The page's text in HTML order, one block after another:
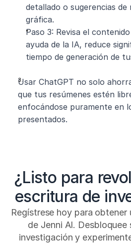
detallado o sugerencias
gráfica.
Paso 3: Revisa el
ayuda de la IA, reduce
tiempo de generación de
Usar ChatGPT no solo
que tus resúmenes estén
enfocándose puramente en
presentados.
¿Listo para
escritura de
Regístrese hoy para
de Jenni AI.
investigación y